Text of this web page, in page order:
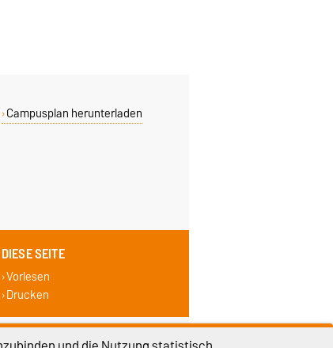
Campusplan herunterladen
DIESE SEITE
Vorlesen
Drucken
Sitemap